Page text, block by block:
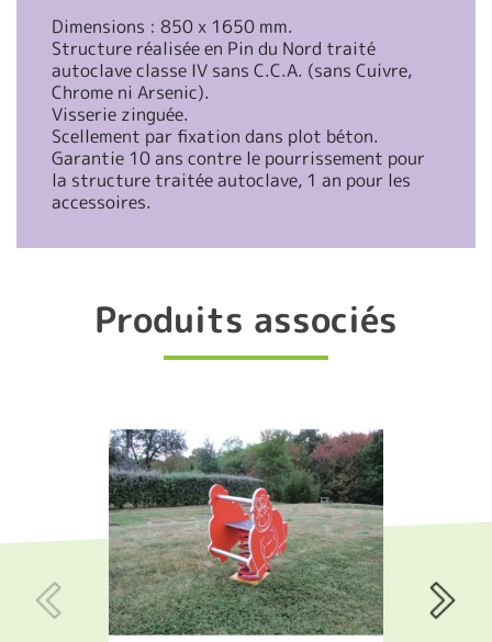
Dimensions : 850 x 1650 mm.
Structure réalisée en Pin du Nord traité
autoclave classe IV sans C.C.A. (sans Cuivre,
Chrome ni Arsenic).
Visserie zinguée.
Scellement par fixation dans plot béton.
Garantie 10 ans contre le pourrissement pour
la structure traitée autoclave, 1 an pour les
accessoires.
Produits associés